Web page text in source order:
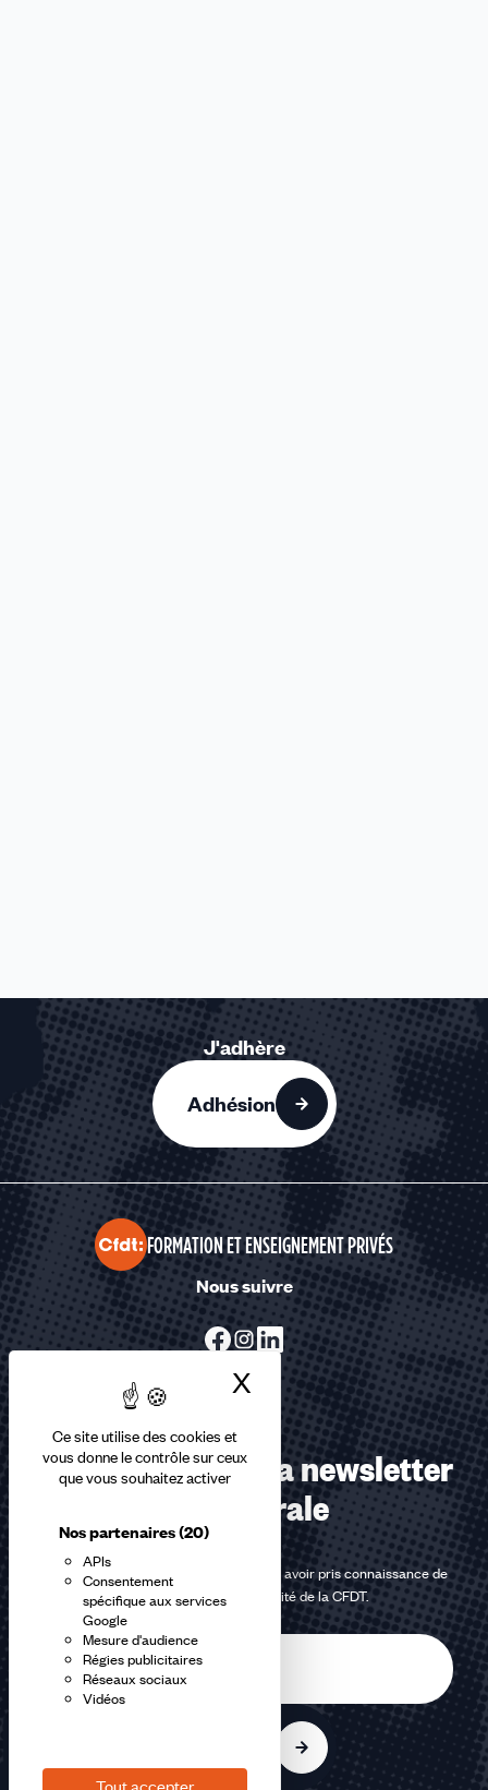
Ce site utilise des cookies et
vous donne le contrôle sur ceux
que vous souhaitez activer
Nos partenaires(20)
APIs
Consentement
spécifique aux services
Google
Mesure d'audience
Régies publicitaires
Réseaux sociaux
Vidéos
Tout accepter
X Masquer le
J'adhère
Adhésion
FORMATION ET ENSEIGNEMENT PRIVÉS
Nous suivre
Abonnez-vous à la newsletter
confédérale
En m'inscrivant à la newsletter, j'affirme avoir pris connaissance de
lapolitique de confidentialité de la CFDT.